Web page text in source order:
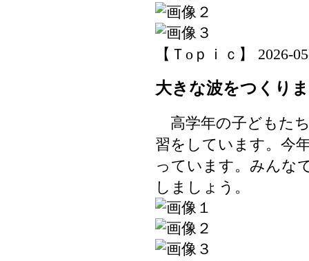
【Ｔoｐｉｃ】 2026-
大きな波をつくり
高学年の子どもた
習をしています。今
っています。みんな
しましょう。